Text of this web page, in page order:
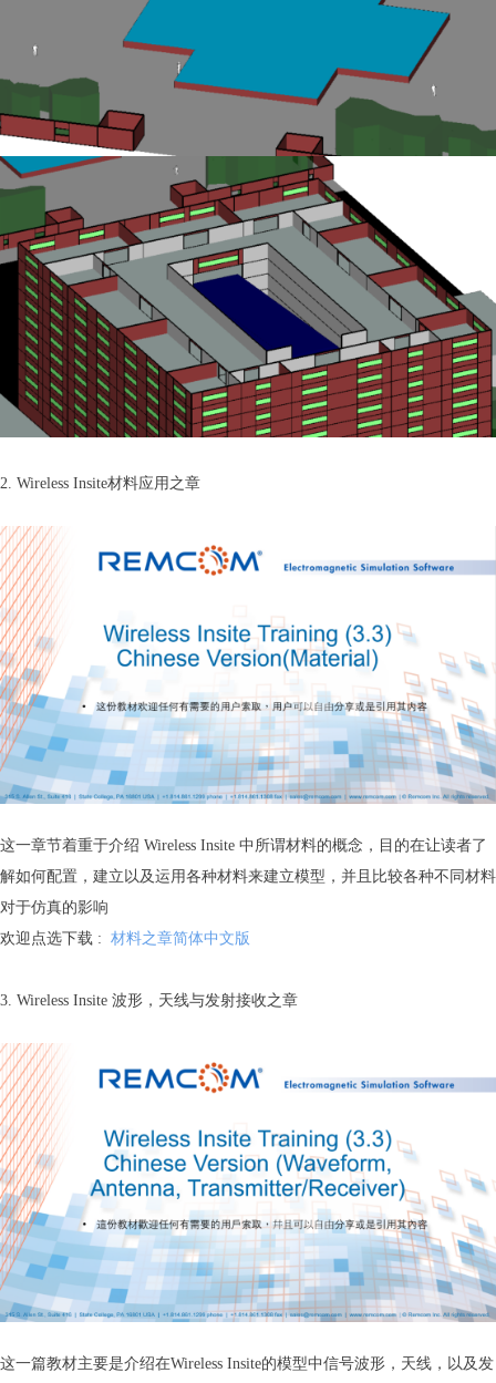
2. Wireless Insite材料应用之章
这一章节着重于介绍 Wireless Insite 中所谓材料的概念，目的在让读者了
解如何配置，建立以及运用各种材料来建立模型，并且比较各种不同材料
对于仿真的影响
欢迎点选下载 : 材料之章简体中文版
3. Wireless Insite 波形，天线与发射接收之章
这一篇教材主要是介绍在Wireless Insite的模型中信号波形，天线，以及发